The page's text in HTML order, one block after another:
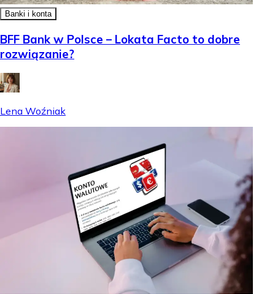
Banki i konta
BFF Bank w Polsce – Lokata Facto to dobre
rozwiązanie?
Lena Woźniak